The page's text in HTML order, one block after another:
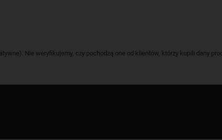
Nie weryfikujemy, czy pochodzą one od klientów, którzy kupili dany